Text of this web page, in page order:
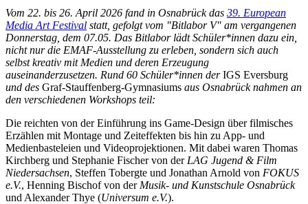
Vom 22. bis 26. April 2026 fand in Osnabrück das 39. European
Media Art Festival statt, gefolgt vom "Bitlabor V" am vergangenen
Donnerstag, dem 07.05. Das Bitlabor lädt Schüler*innen dazu ein,
nicht nur die EMAF-Ausstellung zu erleben, sondern sich auch
selbst kreativ mit Medien und deren Erzeugung
auseinanderzusetzen. Rund 60 Schüler*innen derIGS Eversburg
und des Graf-Stauffenberg-Gymnasiums aus Osnabrück nahmen an
den verschiedenen Workshops teil:
Die reichten von der Einführung ins Game-Design über filmisches
Erzählen mit Montage und Zeiteffekten bis hin zu App- und
Medienbasteleien und Videoprojektionen. Mit dabei waren Thomas
Kirchberg und Stephanie Fischer von der LAG Jugend & Film
Niedersachsen, Steffen Tobergte und Jonathan Arnold von FOKUS
e.V., Henning Bischof von der Musik- und Kunstschule Osnabrück
und Alexander Thye (Universum e.V.).